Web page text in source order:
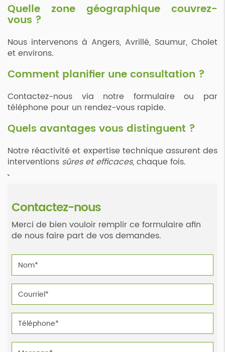
Quelle zone géographique couvrez-
vous ?
Nous intervenons à Angers, Avrillé, Saumur, Cholet
et environs.
Comment planifier une consultation ?
Contactez-nous via notre formulaire ou par
téléphone pour un rendez-vous rapide.
Quels avantages vous distinguent ?
Notre réactivité et expertise technique assurent des
interventions sûres et efficaces, chaque fois.
Contactez-nous
Merci de bien vouloir remplir ce formulaire afin
de nous faire part de vos demandes.